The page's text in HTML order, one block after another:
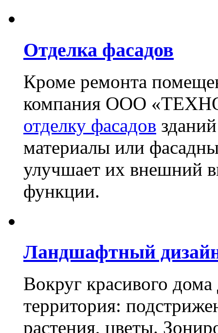
Отделка фасадов
Кроме ремонта
компания ООО
отделку фасадов
материалы или
улучшает их внешний
функции.
Ландшафтный
Вокруг красивого
территория:
растения, цветы.